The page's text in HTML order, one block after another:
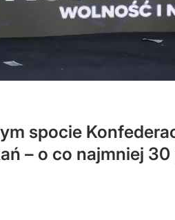
spocie
– o co najmniej